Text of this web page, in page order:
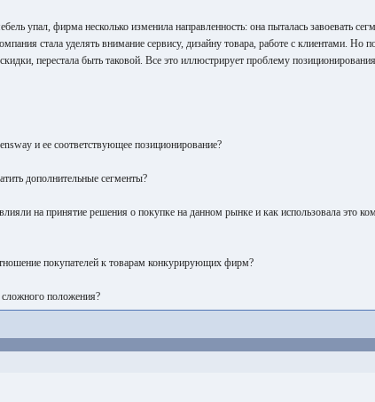
упал, фирма несколько изменила направленность: она пыталась завоевать
стала уделять внимание сервису, дизайну товара, работе с клиентами. Но
перестала быть таковой. Все это иллюстрирует проблему
и ее соответствующее позиционирование?
дополнительные сегменты?
на принятие решения о покупке на данном рынке и как использовала это
покупателей к товарам конкурирующих фирм?
положения?